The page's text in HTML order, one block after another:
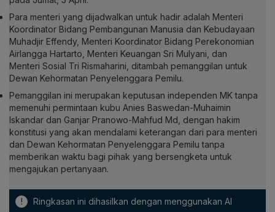
Para menteri yang dijadwalkan untuk hadir adalah Menteri
Koordinator Bidang Pembangunan Manusia dan Kebudayaan
Muhadjir Effendy, Menteri Koordinator Bidang Perekonomian
Airlangga Hartarto, Menteri Keuangan Sri Mulyani, dan
Menteri Sosial Tri Rismaharini, ditambah pemanggilan untuk
Dewan Kehormatan Penyelenggara Pemilu.
Pemanggilan ini merupakan keputusan independen MK tanpa
memenuhi permintaan kubu Anies Baswedan-Muhaimin
Iskandar dan Ganjar Pranowo-Mahfud Md, dengan hakim
konstitusi yang akan mendalami keterangan dari para menteri
dan Dewan Kehormatan Penyelenggara Pemilu tanpa
memberikan waktu bagi pihak yang bersengketa untuk
mengajukan pertanyaan.
! Ringkasan ini dihasilkan dengan menggunakan AI